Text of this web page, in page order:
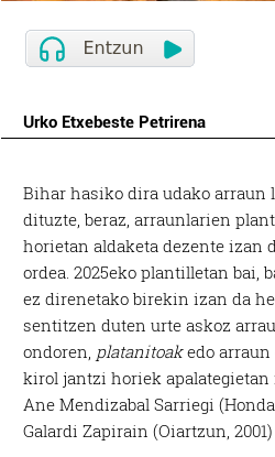
Urko Etxebeste Petrirena
Bihar hasiko dira udako arraun
dituzte, beraz, arraunlarien
horietan aldaketa dezente izan
ordea. 2025eko plantilletan bai,
ez direnetako birekin izan da
sentitzen duten urte askoz
ondoren, platanitoakedo arraun
kirol jantzi horiek apalategietan
Ane Mendizabal Sarriegi
Galardi Zapirain (Oiartzun, 2001)